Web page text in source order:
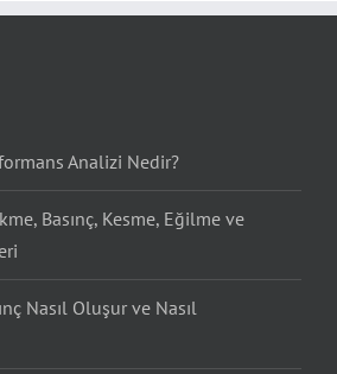
Analizi Nedir?
Basınç, Kesme, Eğilme ve
Nasıl Oluşur ve Nasıl